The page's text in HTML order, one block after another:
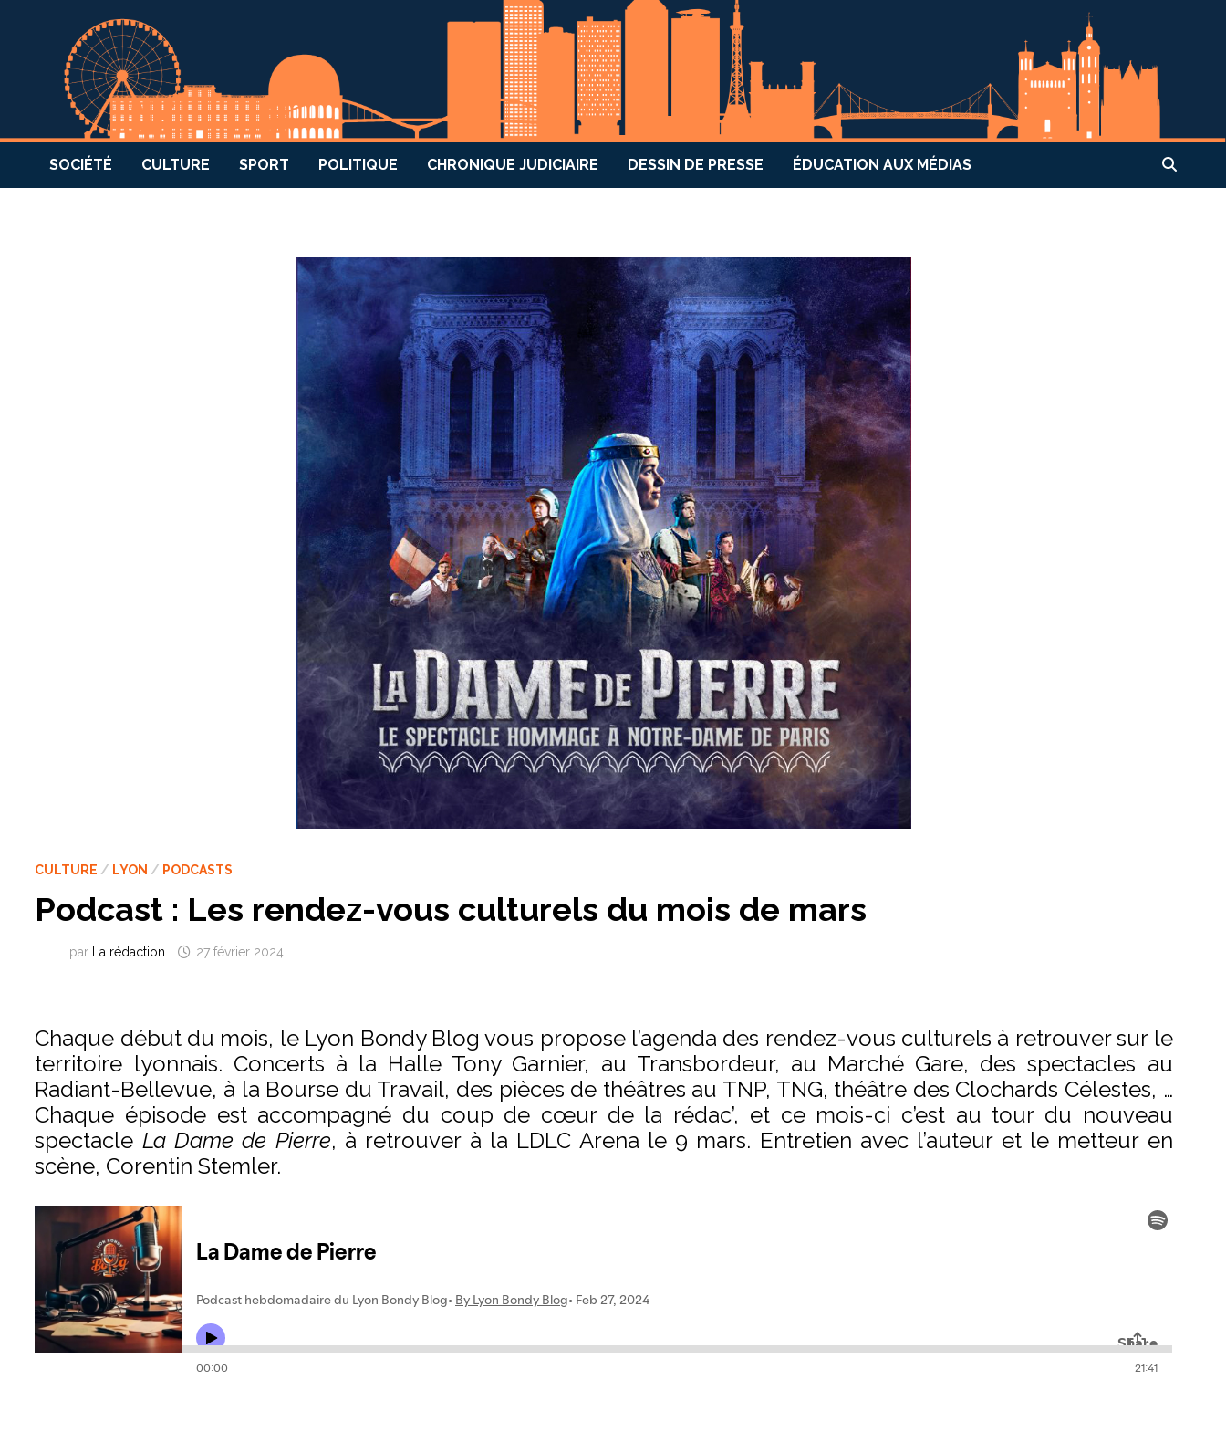
SOCIÉTÉ CULTURE SPORT POLITIQUE CHRONIQUE JUDICIAIRE DESSIN DE PRESSE ÉDUCATION AUX MÉDIAS
CULTURE / LYON / PODCASTS
Podcast : Les rendez-vous culturels du mois de mars
par La rédaction 27 février 2024
Chaque début du mois, le Lyon Bondy Blog vous propose l’agenda des rendez-vous culturels à retrouver sur le
territoire lyonnais. Concerts à la Halle Tony Garnier, au Transbordeur, au Marché Gare, des spectacles au
Radiant-Bellevue, à la Bourse du Travail, des pièces de théâtres au TNP, TNG, théâtre des Clochards Célestes, …
Chaque épisode est accompagné du coup de cœur de la rédac’, et ce mois-ci c’est au tour du nouveau
spectacle La Dame de Pierre, à retrouver à la LDLC Arena le 9 mars. Entretien avec l’auteur et le metteur en
scène, Corentin Stemler.